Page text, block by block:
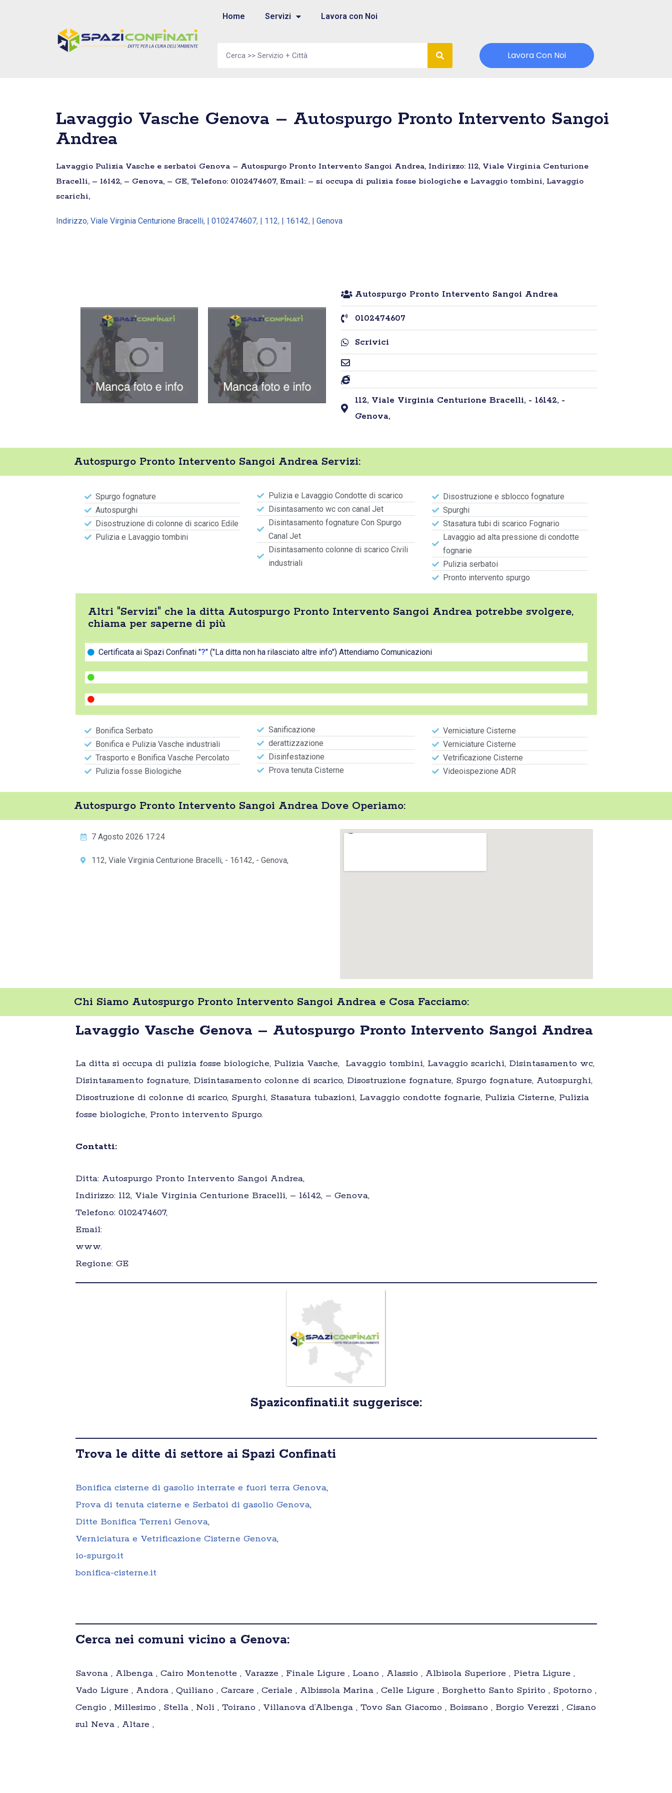
Home Servizi Lavora con Noi
Lavora Con Noi
Lavaggio Vasche Genova – Autospurgo Pronto Intervento Sangoi
Andrea
Lavaggio Pulizia Vasche e serbatoi Genova – Autospurgo Pronto Intervento Sangoi Andrea, Indirizzo: 112, Viale Virginia Centurione
Bracelli, – 16142, – Genova, – GE, Telefono: 0102474607, Email: – si occupa di pulizia fosse biologiche e Lavaggio tombini, Lavaggio
scarichi,
Indirizzo, Viale Virginia Centurione Bracelli, | 0102474607, | 112, | 16142, | Genova
Autospurgo Pronto Intervento Sangoi Andrea
0102474607
Scrivici
112, Viale Virginia Centurione Bracelli, - 16142, -
Genova,
Autospurgo Pronto Intervento Sangoi Andrea Servizi:
Spurgo fognature
Autospurghi
Disostruzione di colonne di scarico Edile
Pulizia e Lavaggio tombini
Pulizia e Lavaggio Condotte di scarico
Disintasamento wc con canal Jet
Disintasamento fognature Con Spurgo
Canal Jet
Disintasamento colonne di scarico Civili
industriali
Disostruzione e sblocco fognature
Spurghi
Stasatura tubi di scarico Fognario
Lavaggio ad alta pressione di condotte
fognarie
Pulizia serbatoi
Pronto intervento spurgo
Altri "Servizi" che la ditta Autospurgo Pronto Intervento Sangoi Andrea potrebbe svolgere,
chiama per saperne di più
Certificata ai Spazi Confinati "?" ("La ditta non ha rilasciato altre info") Attendiamo Comunicazioni
Bonifica Serbato
Bonifica e Pulizia Vasche industriali
Trasporto e Bonifica Vasche Percolato
Pulizia fosse Biologiche
Sanificazione
derattizzazione
Disinfestazione
Prova tenuta Cisterne
Verniciature Cisterne
Verniciature Cisterne
Vetrificazione Cisterne
Videoispezione ADR
Autospurgo Pronto Intervento Sangoi Andrea Dove Operiamo:
7 Agosto 2026 17:24
112, Viale Virginia Centurione Bracelli, - 16142, - Genova,
Chi Siamo Autospurgo Pronto Intervento Sangoi Andrea e Cosa Facciamo:
Lavaggio Vasche Genova – Autospurgo Pronto Intervento Sangoi Andrea
La ditta si occupa di pulizia fosse biologiche, Pulizia Vasche, Lavaggio tombini, Lavaggio scarichi, Disintasamento wc,
Disintasamento fognature, Disintasamento colonne di scarico, Disostruzione fognature, Spurgo fognature, Autospurghi,
Disostruzione di colonne di scarico, Spurghi, Stasatura tubazioni, Lavaggio condotte fognarie, Pulizia Cisterne, Pulizia
fosse biologiche, Pronto intervento Spurgo.
Contatti:
Ditta: Autospurgo Pronto Intervento Sangoi Andrea,
Indirizzo: 112, Viale Virginia Centurione Bracelli, – 16142, – Genova,
Telefono: 0102474607,
Email:
www.
Regione: GE
Spaziconfinati.it suggerisce:
Trova le ditte di settore ai Spazi Confinati
Bonifica cisterne di gasolio interrate e fuori terra Genova,
Prova di tenuta cisterne e Serbatoi di gasolio Genova,
Ditte Bonifica Terreni Genova,
Verniciatura e Vetrificazione Cisterne Genova,
io-spurgo.it
bonifica-cisterne.it
Cerca nei comuni vicino a Genova:
Savona , Albenga , Cairo Montenotte , Varazze , Finale Ligure , Loano , Alassio , Albisola Superiore , Pietra Ligure ,
Vado Ligure , Andora , Quiliano , Carcare , Ceriale , Albissola Marina , Celle Ligure , Borghetto Santo Spirito , Spotorno ,
Cengio , Millesimo , Stella , Noli , Toirano , Villanova d’Albenga , Tovo San Giacomo , Boissano , Borgio Verezzi , Cisano
sul Neva , Altare ,